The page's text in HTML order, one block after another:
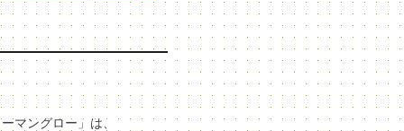
マングロー」は、